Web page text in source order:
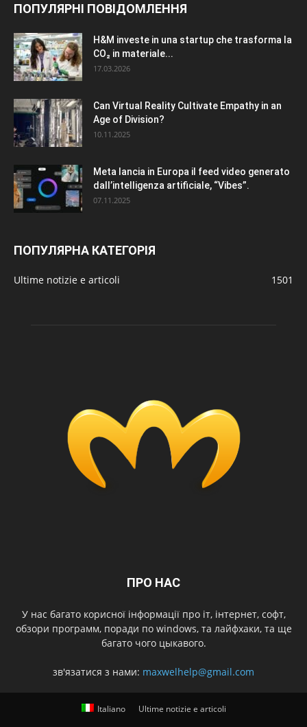
ПОПУЛЯРНІ ПОВІДОМЛЕННЯ
H&M investe in una startup che trasforma la
CO₂ in materiale...
17.03.2026
Can Virtual Reality Cultivate Empathy in an
Age of Division?
10.11.2025
Meta lancia in Europa il feed video generato
dall’intelligenza artificiale, “Vibes”.
07.11.2025
ПОПУЛЯРНА КАТЕГОРІЯ
Ultime notizie e articoli 1501
ПРО НАС
У нас багато корисної інформації про іт, інтернет, софт,
обзори программ, поради по windows, та лайфхаки, та ще
багато чого цыкавого.
зв'язатися з нами: maxwelhelp@gmail.com
Italiano Ultime notizie e articoli